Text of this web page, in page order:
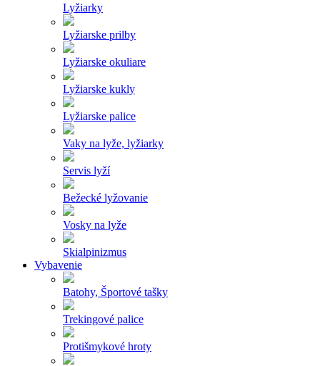
Lyžiarky
Lyžiarske prilby
Lyžiarske okuliare
Lyžiarske kukly
Lyžiarske palice
Vaky na lyže, lyžiarky
Servis lyží
Bežecké lyžovanie
Vosky na lyže
Skialpinizmus
Vybavenie
Batohy, Športové tašky
Trekingové palice
Protišmykové hroty